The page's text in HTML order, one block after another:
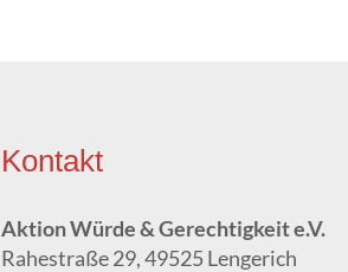
Kon­takt
Akti­on Wür­de & Gerech­tig­keit e.V.
Rahe­stra­ße 29, 49525 Lengerich